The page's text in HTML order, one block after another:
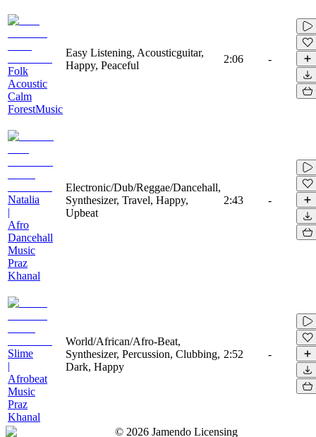
Folk
Acoustic
Calm
ForestMusic
Easy Listening, Acousticguitar,
Happy, Peaceful
2:06 -
Natalia
|
Afro
Dancehall
Music
Praz
Khanal
Electronic/Dub/Reggae/Dancehall,
Synthesizer, Travel, Happy,
Upbeat
2:43 -
Slime
|
Afrobeat
Music
Praz
Khanal
World/African/Afro-Beat,
Synthesizer, Percussion, Clubbing,
Dark, Happy
2:52 -
© 2026 Jamendo Licensing